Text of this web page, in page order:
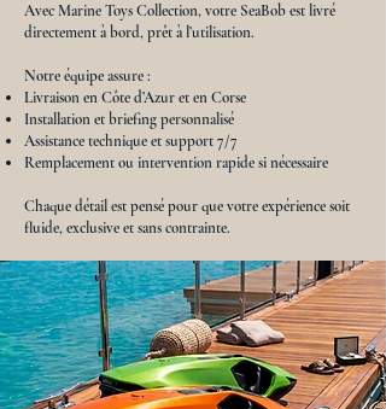
Avec Marine Toys Collection, votre SeaBob est livré
directement à bord, prêt à l’utilisation.
Notre équipe assure :
Livraison en Côte d’Azur et en Corse
Installation et briefing personnalisé
Assistance technique et support 7/7
Remplacement ou intervention rapide si nécessaire
Chaque détail est pensé pour que votre expérience soit
fluide, exclusive et sans contrainte.